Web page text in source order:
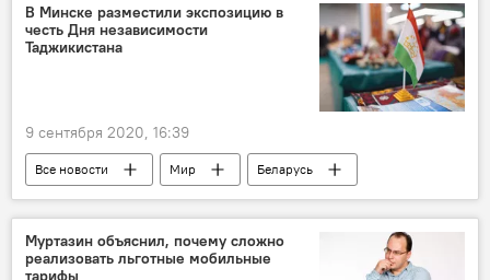
В Минске разместили экспозицию в
честь Дня независимости
Таджикистана
9 сентября 2020, 16:39
Все новости Мир
Беларусь
выставка
День независимости Таджикистана
Таджикистан
Муртазин объяснил, почему сложно
реализовать льготные мобильные
тарифы